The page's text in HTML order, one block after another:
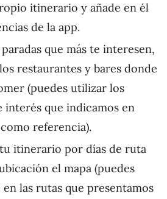
itinerario y añade en él
de la app.
que más te interesen,
restaurantes y bares donde
(puedes utilizar los
interés que indicamos en
referencia).
itinerario por días de ruta
el mapa (puedes
las rutas que presentamos